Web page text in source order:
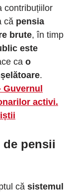
contribuțiilor
că pensia
brute, în timp
este
ca o
.
Guvernul
activi.
de pensii
că sistemul